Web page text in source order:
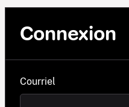
Connexion
Courriel